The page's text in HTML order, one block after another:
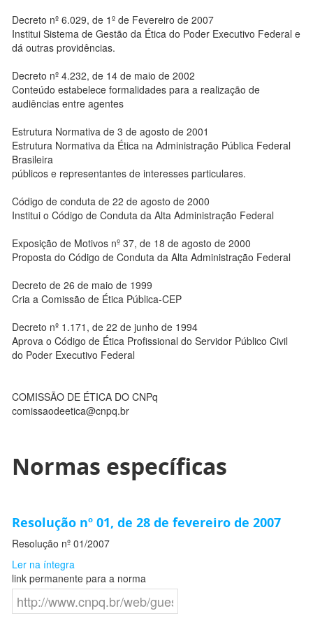
Decreto nº 6.029, de 1º de Fevereiro de 2007
Institui Sistema de Gestão da Ética do Poder Executivo Federal e
dá outras providências.
Decreto nº 4.232, de 14 de maio de 2002
Conteúdo estabelece formalidades para a realização de
audiências entre agentes
Estrutura Normativa de 3 de agosto de 2001
Estrutura Normativa da Ética na Administração Pública Federal
Brasileira
públicos e representantes de interesses particulares.
Código de conduta de 22 de agosto de 2000
Institui o Código de Conduta da Alta Administração Federal
Exposição de Motivos nº 37, de 18 de agosto de 2000
Proposta do Código de Conduta da Alta Administração Federal
Decreto de 26 de maio de 1999
Cria a Comissão de Ética Pública-CEP
Decreto nº 1.171, de 22 de junho de 1994
Aprova o Código de Ética Profissional do Servidor Público Civil
do Poder Executivo Federal
COMISSÃO DE ÉTICA DO CNPq
comissaodeetica@cnpq.br
Normas específicas
Resolução nº 01, de 28 de fevereiro de 2007
Resolução nº 01/2007
Ler na íntegra
link permanente para a norma